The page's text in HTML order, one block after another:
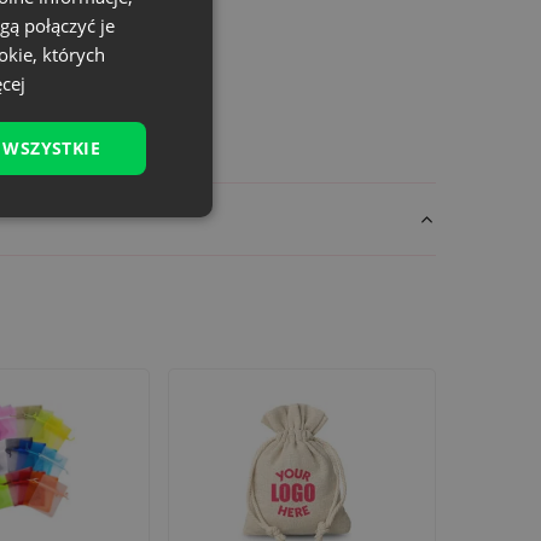
o szczegóły.
ekonomiczne. Zamów już dziś!
połączyć je
których